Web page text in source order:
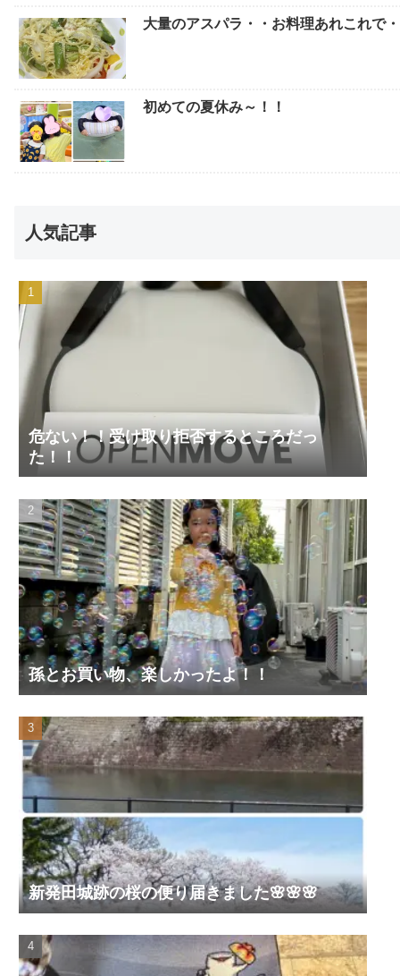
大量のアスパラ・・お料理あれこれで
初めての夏休み～！！
人気記事
危ない！！受け取り拒否するところだっ
た！！
孫とお買い物、楽しかったよ！！
新発田城跡の桜の便り届きました🌸🌸🌸